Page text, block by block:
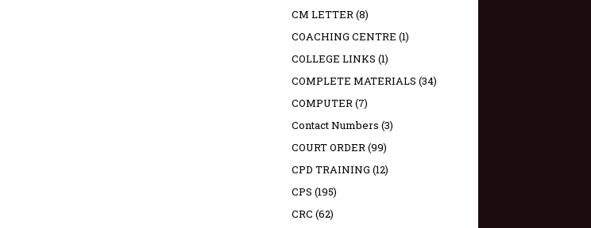
CM LETTER(8)
COACHING CENTRE (1)
COLLEGE LINKS (1)
COMPLETE MATERIALS (34)
COMPUTER(7)
Contact Numbers (3)
COURT ORDER(99)
CPD TRAINING (12)
CPS (195)
CRC (62)